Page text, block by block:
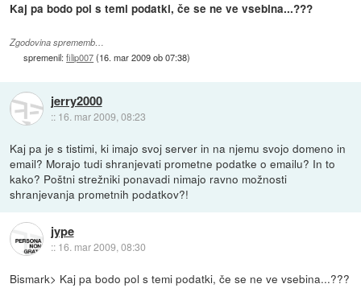
Kaj pa bodo pol s temi podatki, če se ne ve vsebina...???
Zgodovina sprememb…
spremenil:filip007(16. mar 2009 ob 07:38)
jerry2000
:: 16. mar 2009, 08:23
Kaj pa je s tistimi, ki imajo svoj server in na njemu svojo domeno in
email? Morajo tudi shranjevati prometne podatke o emailu? In to
kako? Poštni strežniki ponavadi nimajo ravno možnosti
shranjevanja prometnih podatkov?!
jype
:: 16. mar 2009, 08:30
Bismark> Kaj pa bodo pol s temi podatki, če se ne ve vsebina...???